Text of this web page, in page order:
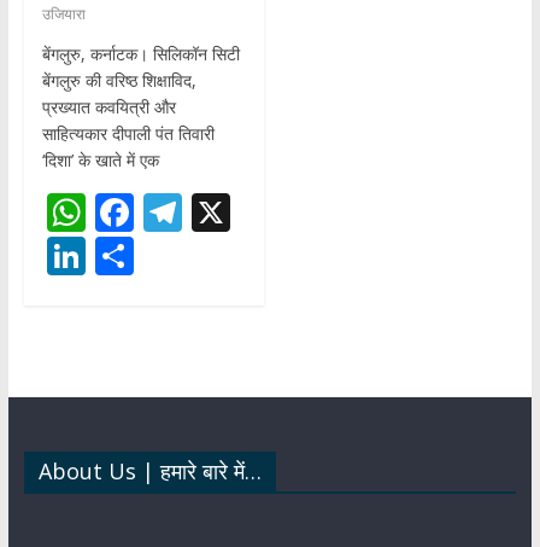
उजियारा
बेंगलुरु, कर्नाटक। सिलिकॉन सिटी
बेंगलुरु की वरिष्ठ शिक्षाविद,
प्रख्यात कवयित्री और
साहित्यकार दीपाली पंत तिवारी
‘दिशा’ के खाते में एक
W
h
at
p
p
F
ac
e
o
k
T
m
X
Li
dI
n
S
About Us | हमारे बारे में…